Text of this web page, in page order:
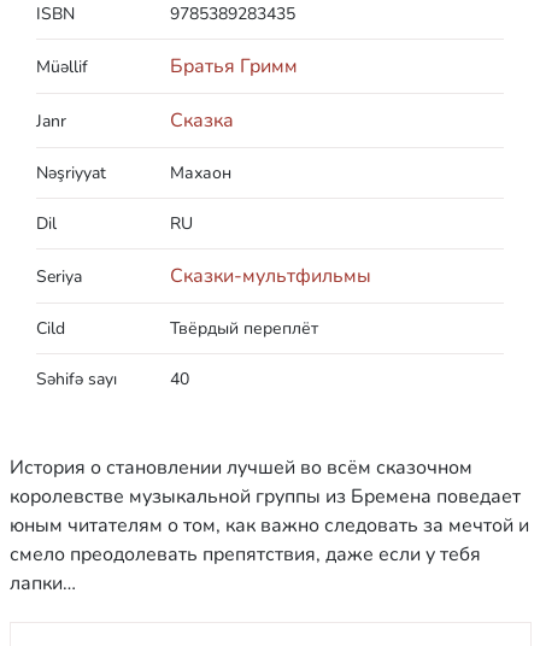
ISBN 9785389283435
Müəllif Братья Гримм
Janr Сказка
Nəşriyyat Махаон
Dil RU
Seriya Сказки-мультфильмы
Cild Твёрдый переплёт
Səhifə sayı 40
История о становлении лучшей во всём сказочном
королевстве музыкальной группы из Бремена поведает
юным читателям о том, как важно следовать за мечтой и
смело преодолевать препятствия, даже если у тебя
лапки…